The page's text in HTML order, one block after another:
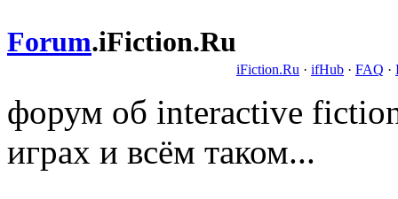
Forum.iFiction.Ru
iFiction.Ru · ifHub · FAQ ·
форум об interactive
играх и всём таком...